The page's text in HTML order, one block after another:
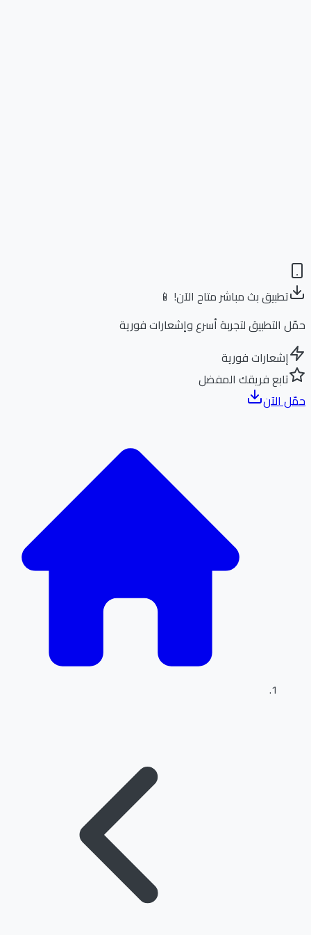
تطبيق بث مباشر متاح الآن! 📱
التطبيق لتجربة أسرع وإشعارات فورية
إشعارات فورية
تابع فريقك المفضل
الآن